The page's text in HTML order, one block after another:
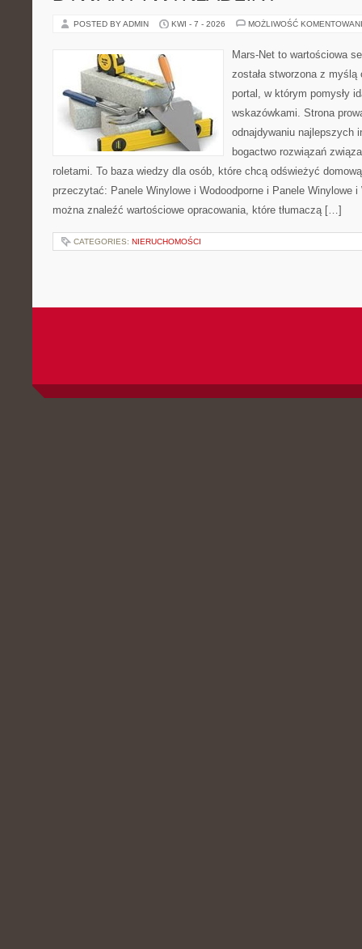
POSTED BY ADMIN KWI - 7 - 2026 MOŻLIWOŚĆ
Mars-Net to wartościowa
została stworzona z
portal, w którym pomysły
wskazówkami. Strona
odnajdywaniu najlepszych
bogactwo rozwiązań
roletami. To baza wiedzy dla osób, które chcą odświeżyć
przeczytać: Panele Winylowe i Wodoodporne i Panele Winylowe i
można znaleźć wartościowe opracowania, które tłumaczą […]
CATEGORIES: NIERUCHOMOŚCI